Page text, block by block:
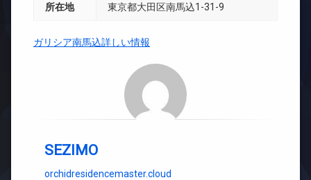
所在地 東京都大田区南馬込1-31-9
ガリシア南馬込詳しい情報
SEZIMO
orchidresidencemaster.cloud